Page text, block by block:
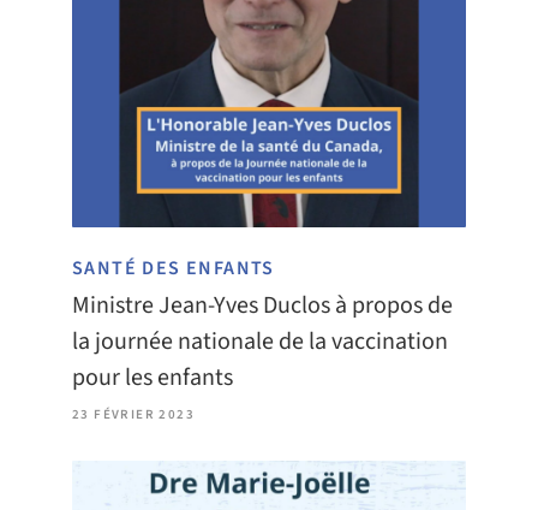
SANTÉ DES ENFANTS
Ministre Jean-Yves Duclos à propos de
la journée nationale de la vaccination
pour les enfants
23 FÉVRIER 2023